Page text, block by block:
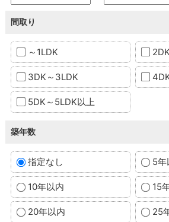
間取り
～1LDK
3DK～3LDK
5DK～5LDK以上
築年数
指定なし 5年
10年以内 15
20年以内 25